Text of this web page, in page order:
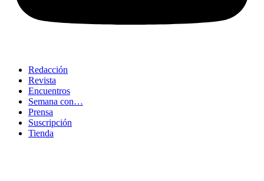
Redacción
Revista
Encuentros
Semana con…
Prensa
Suscripción
Tienda